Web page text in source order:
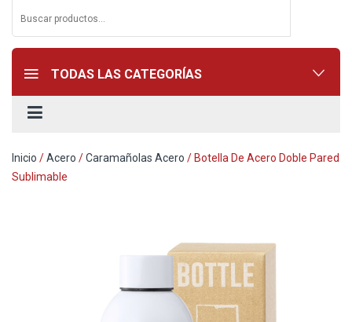
TODAS LAS CATEGORÍAS
Inicio /Acero /Caramañolas Acero / Botella De Acero Doble Pared
Sublimable